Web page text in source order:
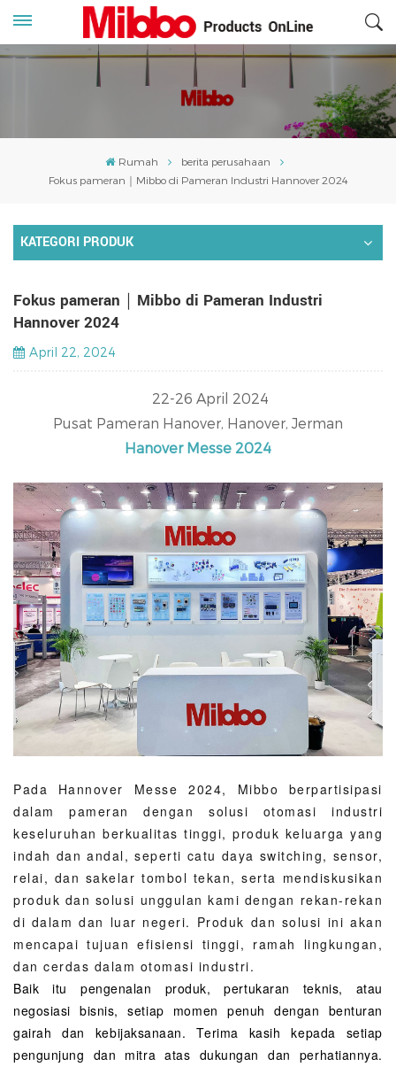
Rumah
berita perusahaan
Fokus pameran｜Mibbo di Pameran Industri Hannover 2024
KATEGORI PRODUK
Fokus pameran｜Mibbo di Pameran Industri
Hannover 2024
April 22, 2024
22-26 April 2024
Pusat Pameran Hanover, Hanover, Jerman
Hanover Messe 2024
Pada Hannover Messe 2024, Mibbo berpartisipasi
dalam pameran dengan solusi otomasi industri
keseluruhan berkualitas tinggi, produk keluarga yang
indah dan andal, seperti catu daya switching, sensor,
relai, dan sakelar tombol tekan, serta mendiskusikan
produk dan solusi unggulan kami dengan rekan-rekan
di dalam dan luar negeri. Produk dan solusi ini akan
mencapai tujuan efisiensi tinggi, ramah lingkungan,
dan cerdas dalam otomasi industri.
Baik itu pengenalan produk, pertukaran teknis, atau
negosiasi bisnis, setiap momen penuh dengan benturan
gairah dan kebijaksanaan. Terima kasih kepada setiap
pengunjung dan mitra atas dukungan dan perhatiannya.